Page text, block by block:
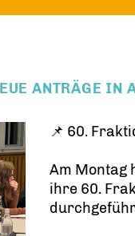
ANTRÄGE IN
📌 60.
Am Montag
ihre 60.